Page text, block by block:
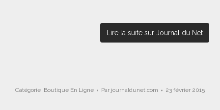
Lire la suite sur Journal du Net
Catégorie Boutique En Ligne Par journaldunet.com 23 février 2015